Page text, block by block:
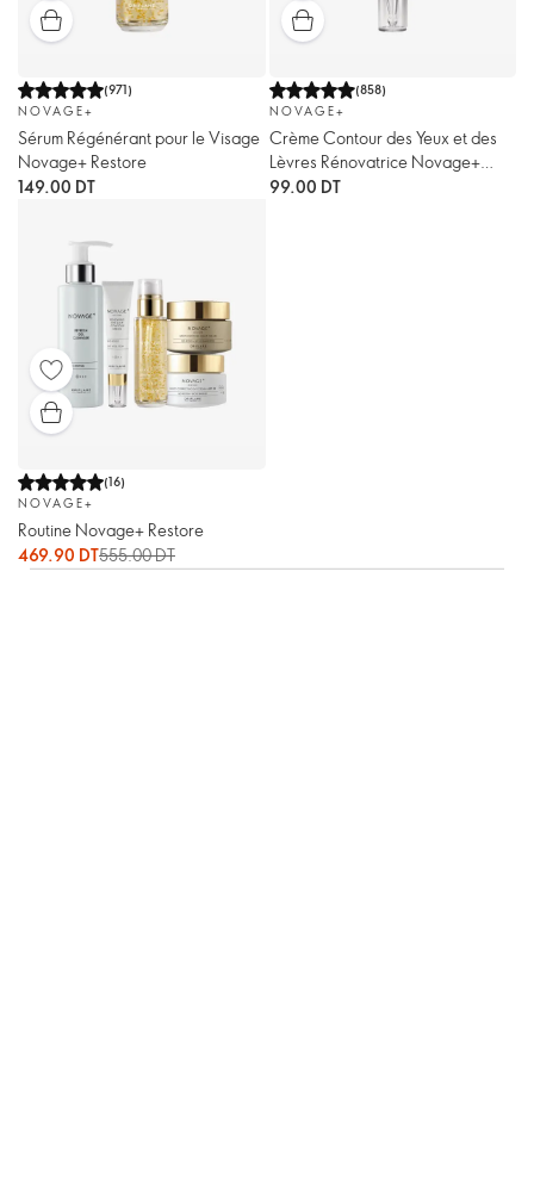
(971)
NOVAGE+
Sérum Régénérant pour le Visage
Novage+ Restore
149.00 DT
(858)
NOVAGE+
Crème Contour des Yeux et des
Lèvres Rénovatrice Novage+
Restore
99.00 DT
(16)
NOVAGE+
Routine Novage+ Restore
469.90 DT555.00 DT